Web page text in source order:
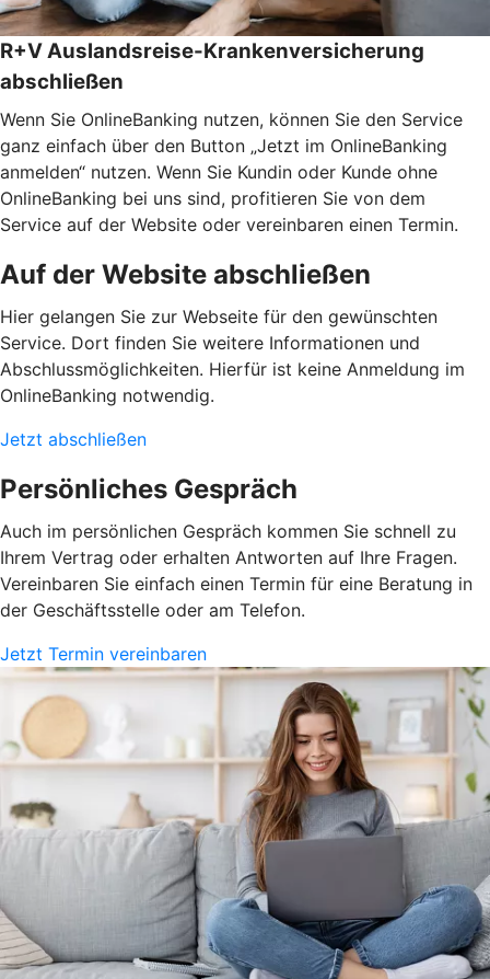
R+V Auslandsreise-Krankenversicherung
abschließen
Wenn Sie OnlineBanking nutzen, können Sie den Service
ganz einfach über den Button „Jetzt im OnlineBanking
anmelden“ nutzen. Wenn Sie Kundin oder Kunde ohne
OnlineBanking bei uns sind, profitieren Sie von dem
Service auf der Website oder vereinbaren einen Termin.
Auf der Website abschließen
Hier gelangen Sie zur Webseite für den gewünschten
Service. Dort finden Sie weitere Informationen und
Abschlussmöglichkeiten. Hierfür ist keine Anmeldung im
OnlineBanking notwendig.
Jetzt abschließen
Persönliches Gespräch
Auch im persönlichen Gespräch kommen Sie schnell zu
Ihrem Vertrag oder erhalten Antworten auf Ihre Fragen.
Vereinbaren Sie einfach einen Termin für eine Beratung in
der Geschäftsstelle oder am Telefon.
Jetzt Termin vereinbaren